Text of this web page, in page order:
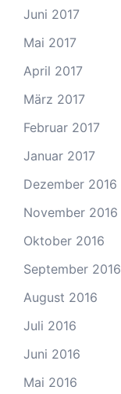
Juni 2017
Mai 2017
April 2017
März 2017
Februar 2017
Januar 2017
Dezember 2016
November 2016
Oktober 2016
September 2016
August 2016
Juli 2016
Juni 2016
Mai 2016